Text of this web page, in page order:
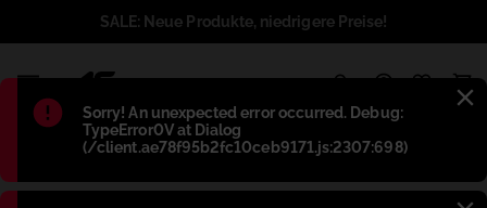
Błąd:
Sorry! An unexpected error occurred. Debug:
TypeError0V at Dialog
(/client.ae78f95b2fc10ceb9171.js:2307:698)
SALE: Neue Produkte, niedrigere Preise!